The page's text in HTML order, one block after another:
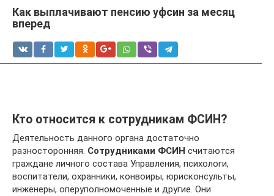
Как выплачивают пенсию уфсин за месяц
вперед
Кто относится к сотрудникам ФСИН?
Деятельность данного органа достаточно
разносторонняя. Сотрудниками ФСИН считаются
граждане личного состава Управления, психологи,
воспитатели, охранники, конвоиры, юрисконсульты,
инженеры, оперуполномоченные и другие. Они